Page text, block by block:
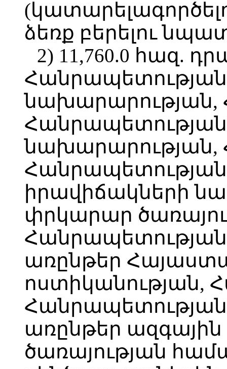
ձեռք բերելու
2) 11,760.0 հազ.
իրավիճակների
փրկարար
առընթեր
ոստիկանության,
առընթեր
ծառայության